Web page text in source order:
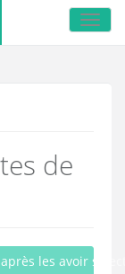
de
les avoir